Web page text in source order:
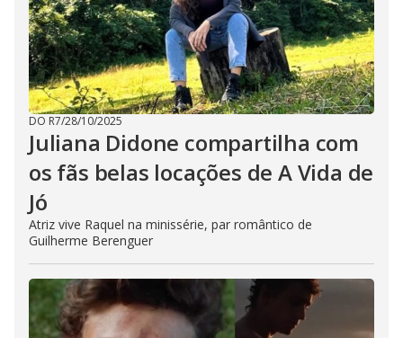
DO R7/28/10/2025
Juliana Didone compartilha com
os fãs belas locações de A Vida de
Jó
Atriz vive Raquel na minissérie, par romântico de
Guilherme Berenguer